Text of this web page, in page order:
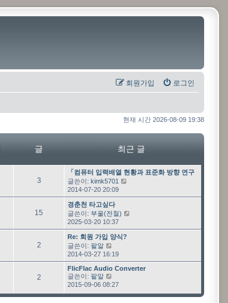
로그인
회원가입
현재 시간 2026-08-09 19:38
글 최근 글
3글
최근 글
「컴퓨터 입력배열 현황과 표준화 방향 연구」 과제 수…
글쓴이: kimk5701
2014-07-20 20:09
15
최근 글
경춘천 타고싶다
글쓴이: 부울(전철)
2025-03-20 10:37
2글
최근 글
Re: 회원 가입 양식?
글쓴이: 팥알
2014-03-27 16:19
2글
최근 글
FlicFlac Audio Converter
글쓴이: 팥알
2015-09-06 08:27